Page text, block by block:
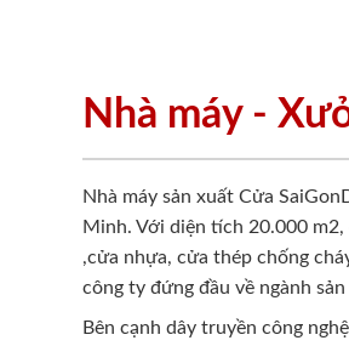
Nhà máy -
Nhà máy sản xuất Cửa
Minh. Với diện tích 20.000
,cửa nhựa, cửa thép chống
công ty đứng đầu về ngành
Bên cạnh dây truyền công